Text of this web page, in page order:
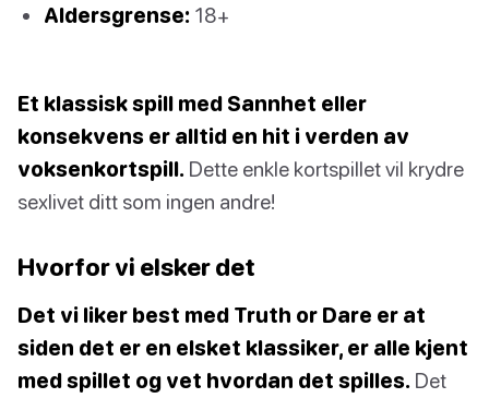
Aldersgrense: 18+
Et klassisk spill med Sannhet eller
konsekvens er alltid en hit i verden av
voksenkortspill. Dette enkle kortspillet vil krydre
sexlivet ditt som ingen andre!
Hvorfor vi elsker det
Det vi liker best med Truth or Dare er at
siden det er en elsket klassiker, er alle kjent
med spillet og vet hvordan det spilles. Det